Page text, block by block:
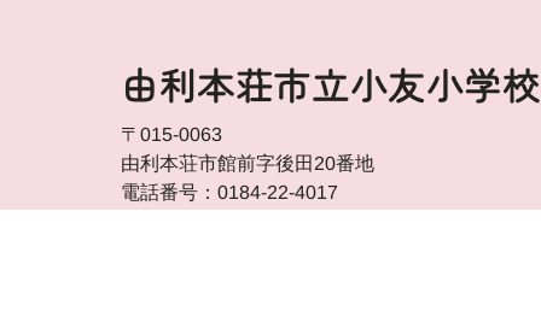
由利本荘市立小友小学校
〒015-0063
由利本荘市館前字後田20番地
電話番号：0184-22-4017